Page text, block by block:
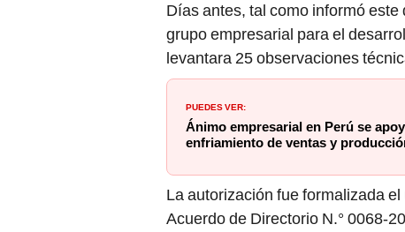
Días antes, tal como informó
grupo empresarial para el
levantara 25 observaciones
PUEDES VER:
Ánimo empresarial en Perú se
enfriamiento de ventas y
La autorización fue formalizada
Acuerdo de Directorio N.° 0068-